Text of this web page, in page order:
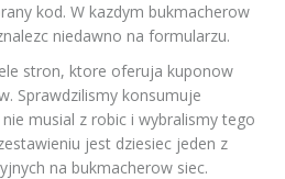
kod. W kazdym bukmacherow
niedawno na formularzu.
stron, ktore oferuja kuponow
Sprawdzilismy konsumuje
musial z robic i wybralismy tego
jest dziesiec jeden z
na bukmacherow siec.